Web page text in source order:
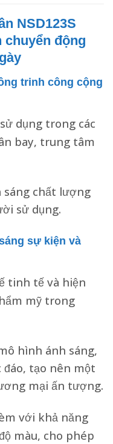
NSD123S
chuyển động
trinh công cộng
dụng trong các
bay, trung tâm
sáng chất lượng
sử dụng.
sự kiện và
tinh tế và hiện
mỹ trong
hình ánh sáng,
đáo, tạo nên một
mại ấn tượng.
với khả năng
màu, cho phép